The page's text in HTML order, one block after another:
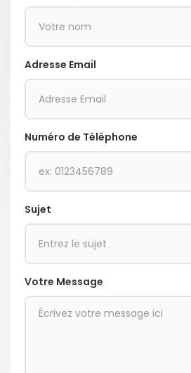
Adresse Email
Numéro de Téléphone
Sujet
Votre Message